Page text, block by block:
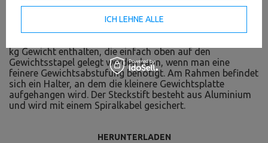
Weitere Gewichtsplatte 3,75 kg
kg Gewicht enthalten, die einfach oben auf den
Gewichtsstapel gelegt werden kann, wenn man eine
feinere Gewichtsabstufung benötigt. Am Rahmen befindet
sich ein Halter, an dem die kleinere Gewichtsplatte
aufgehangen wird. Der Steckstift besteht aus Aluminium
und wird mit einem Spiralkabel gesichert.
HERUNTERLADEN
ICH LEHNE ALLE